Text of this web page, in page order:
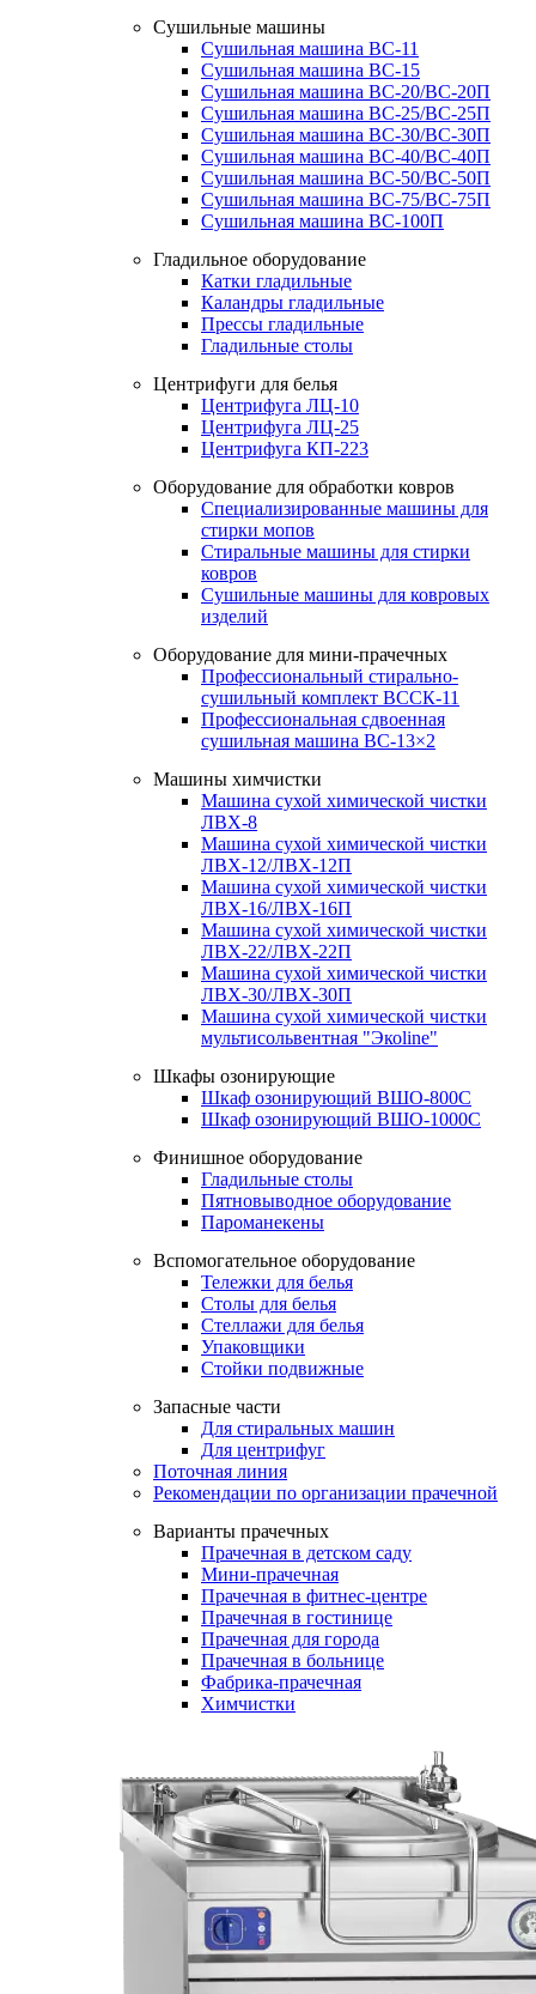
Сушильные машины
Сушильная машина ВС-11
Сушильная машина ВС-15
Сушильная машина ВС-20/ВС-20П
Сушильная машина ВС-25/ВС-25П
Сушильная машина ВС-30/ВС-30П
Сушильная машина ВС-40/ВС-40П
Сушильная машина ВС-50/ВС-50П
Сушильная машина ВС-75/ВС-75П
Сушильная машина ВС-100П
Гладильное оборудование
Катки гладильные
Каландры гладильные
Прессы гладильные
Гладильные столы
Центрифуги для белья
Центрифуга ЛЦ-10
Центрифуга ЛЦ-25
Центрифуга КП-223
Оборудование для обработки ковров
Специализированные машины для
стирки мопов
Стиральные машины для стирки
ковров
Сушильные машины для ковровых
изделий
Оборудование для мини-прачечных
Профессиональный стирально-
сушильный комплект ВССК-11
Профессиональная сдвоенная
сушильная машина ВС-13×2
Машины химчистки
Машина сухой химической чистки
ЛВХ-8
Машина сухой химической чистки
ЛВХ-12/ЛВХ-12П
Машина сухой химической чистки
ЛВХ-16/ЛВХ-16П
Машина сухой химической чистки
ЛВХ-22/ЛВХ-22П
Машина сухой химической чистки
ЛВХ-30/ЛВХ-30П
Машина сухой химической чистки
мультисольвентная "Экоline"
Шкафы озонирующие
Шкаф озонирующий ВШО-800С
Шкаф озонирующий ВШО-1000С
Финишное оборудование
Гладильные столы
Пятновыводное оборудование
Пароманекены
Вспомогательное оборудование
Тележки для белья
Столы для белья
Стеллажи для белья
Упаковщики
Стойки подвижные
Запасные части
Для стиральных машин
Для центрифуг
Поточная линия
Рекомендации по организации прачечной
Варианты прачечных
Прачечная в детском саду
Мини-прачечная
Прачечная в фитнес-центре
Прачечная в гостинице
Прачечная для города
Прачечная в больнице
Фабрика-прачечная
Химчистки